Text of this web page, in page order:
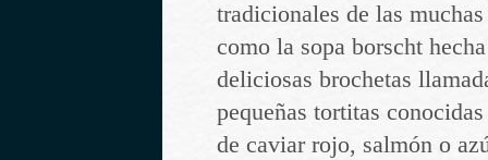
tradicionales de las
como la sopa borscht
deliciosas brochetas
pequeñas tortitas
de caviar rojo, salmón o